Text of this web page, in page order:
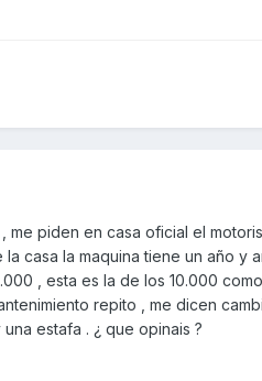
piden en casa oficial el
casa la maquina tiene un año y
, esta es la de los 10.000
repito , me dicen
estafa . ¿ que opinais ?